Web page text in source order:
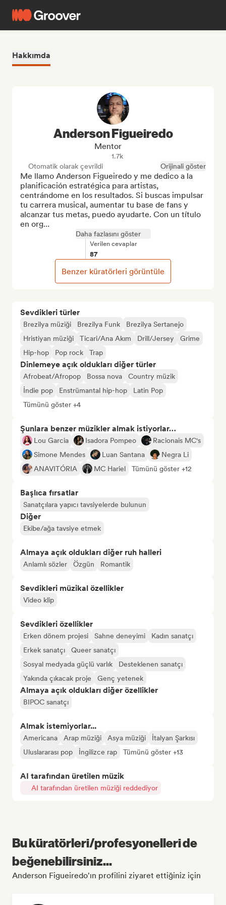
Hakkımda
Sevdikleri türler
Brezilya müziği Brezilya Funk
Brezilya Sertanejo
Hristiyan müziği
Ticari/Ana Akım Drill/Jersey
Grime
Hip-hop
Pop rock Trap
Dinlemeye açık oldukları diğer türler
Afrobeat/Afropop Bossa nova
Country müzik
İndie pop
Enstrümantal hip-hop
Latin Pop
Tümünü göster +4
Şunlara benzer müzikler almak istiyorlar…
Lou Garcia Isadora Pompeo
Racionais MC's
Simone Mendes
Luan Santana
Negra Li
ANAVITÓRIA
MC Hariel Tümünü göster +12
Başlıca fırsatlar
Sanatçılara yapıcı tavsiyelerde bulunun
Diğer
Ekibe/ağa tavsiye etmek
Almaya açık oldukları diğer ruh halleri
Anlamlı sözler Özgün Romantik
Sevdikleri müzikal özellikler
Video klip
Sevdikleri özellikler
Erken dönem projesi Sahne deneyimi
Kadın sanatçı
Erkek sanatçı
Queer sanatçı
Sosyal medyada güçlü varlık
Desteklenen sanatçı
Yakında çıkacak proje
Genç yetenek
Almaya açık oldukları diğer özellikler
BIPOC sanatçı
Almak istemiyorlar...
Americana Arap müziği Asya müziği
İtalyan Şarkısı
Uluslararası pop
İngilizce rap Tümünü göster +13
AI tarafından üretilen müzik
AI tarafından üretilen müziği reddediyor
Anderson Figueiredo
Mentor
1.7k
Otomatik olarak çevrildi
Orijinali göster
Me llamo Anderson Figueiredo y me dedico a la
planificación estratégica para artistas,
centrándome en los resultados. Si buscas impulsar
tu carrera musical, aumentar tu base de fans y
alcanzar tus metas, puedo ayudarte. Con un título
en org...
Daha fazlasını göster
Verilen cevaplar
87
Benzer küratörleri görüntüle
Bu küratörleri/profesyonelleri de
beğenebilirsiniz...
Anderson Figueiredo'ın profilini ziyaret ettiğiniz için